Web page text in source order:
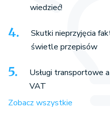
wiedzieć!
Skutki nieprzyjęcia
świetle przepisów
Usługi transportowe
VAT
Zobacz wszystkie